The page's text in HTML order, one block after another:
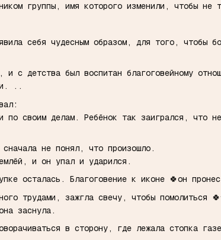
группы, имя которого изменили, чтобы не
себя чудесным образом, для того, чтобы
и с детства был воспитан благоговейному
..
по своим делам. Ребёнок так заигрался, что
не понял, что произошло.
и он упал и ударился.
осталась. Благоговение к иконе 🍀он
трудами, зажгла свечу, чтобы помолиться
заснула.
в сторону, где лежала стопка